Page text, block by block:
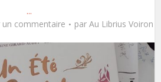
...
commentaire par Au Librius Voiron